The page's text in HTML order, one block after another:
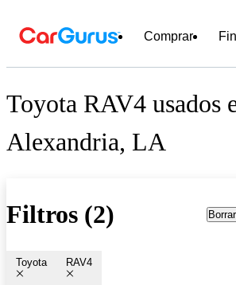
Comprar
Toyota RAV4 usados
Alexandria, LA
Filtros (2)
Toyota RAV4